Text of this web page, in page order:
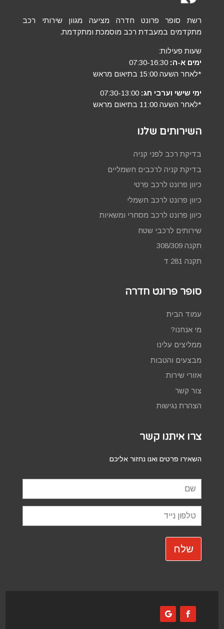
רשת סופר פרונט חדרה מציעה מגוון שירותי רכב
מתקדמים במעבדת רכב מוסמכת ומתקדמת.
שעות פעילות:
ימים א-ה:
*לאחר השעה 15:00 בתיאום מראש
ימי שישי וערבי חג:
*לאחר השעה 11:00 בתיאום מראש
השירותים שלנו
בדיקת רכב לפני קניה
בדיקת קניה לרכבים חשמליים
כיוון פרונט לרכב פרטי
כיוון פרונט לרכב חשמלי
כיוון פרונט לרכב מסחרי ומשאיות
שירותים לרכבי שטח
תקנה 308/309
תקנה 281 ד
סופר פרונט חדרה
עמוד הבית
מי אנחנו?
ממליצים עלינו
מבצעים והטבות
אזורי שירות
צור קשר
הצהרת נגישות
צרו איתנו קשר
השאירו פרטים ואנו נחזור אליכם